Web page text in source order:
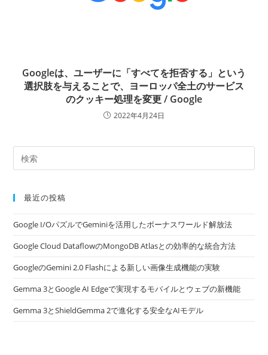
Googleは、ユーザーに「すべてを拒否する」という
選択肢を与えることで、ヨーロッパ全土のサービス
のクッキー処理を変更 / Google
2022年4月24日
最近の投稿
Google I/OパズルでGeminiを活用したボーナスワールド解放法
Google Cloud DataflowのMongoDB Atlasとの効率的な統合方法
GoogleのGemini 2.0 Flashによる新しい画像生成機能の実験
Gemma 3とGoogle AI Edgeで実現するモバイルとウェブの新機能
Gemma 3とShieldGemma 2で進化する安全なAIモデル